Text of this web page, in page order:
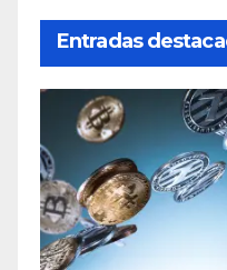
Entradas